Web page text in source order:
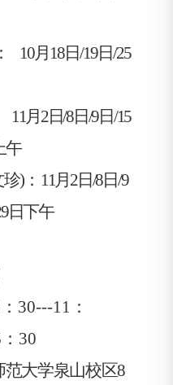
10月 18日/19日/25
11月 2日/8日/9日/15
午
珍)： 11月 2日/8日/9
日下午
： 30---11 ：
： 30
范大学泉山校区8